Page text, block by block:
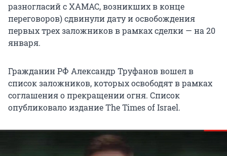
разногласий с ХАМАС, возникших в конце
переговоров) сдвинули дату и освобождения
первых трех заложников в рамках сделки — на 20
января.
Гражданин РФ Александр Труфанов вошел в
список заложников, которых освободят в рамках
соглашения о прекращении огня. Список
опубликовало издание The Times of Israel.